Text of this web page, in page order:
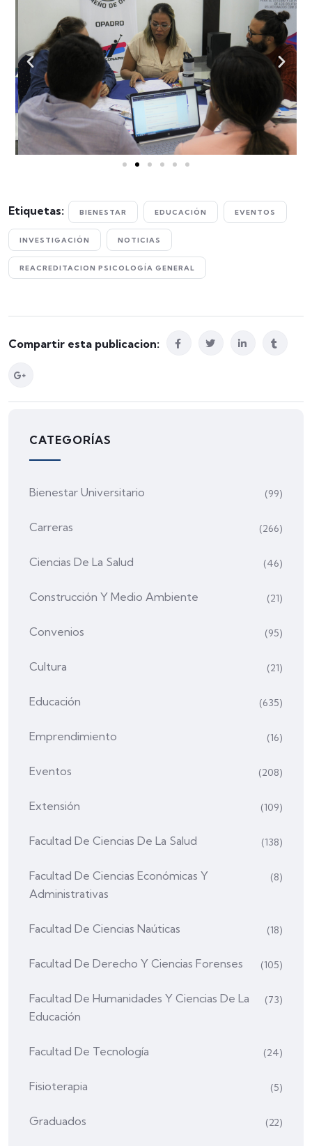
Etiquetas: BIENESTAR EDUCACIÓN EVENTOS
INVESTIGACIÓN NOTICIAS
REACREDITACION PSICOLOGÍA GENERAL
Compartir esta publicacion:
CATEGORÍAS
Bienestar Universitario (99)
Carreras (266)
Ciencias De La Salud (46)
Construcción Y Medio Ambiente (21)
Convenios (95)
Cultura (21)
Educación (635)
Emprendimiento (16)
Eventos (208)
Extensión (109)
Facultad De Ciencias De La Salud (138)
Facultad De Ciencias Económicas Y
Administrativas
(8)
Facultad De Ciencias Naúticas (18)
Facultad De Derecho Y Ciencias Forenses (105)
Facultad De Humanidades Y Ciencias De La
Educación
(73)
Facultad De Tecnología (24)
Fisioterapia (5)
Graduados (22)